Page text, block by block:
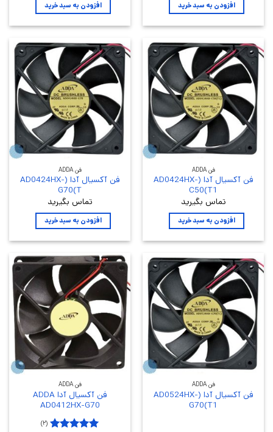
افزودن به سبد خرید افزودن به سبد خرید
فن ADDA
فن آکسیال آدا (AD0424HX-
C50(T1
تماس بگیرید
افزودن به سبد خرید
فن ADDA
فن آکسیال آدا (AD0424HX-
G70(T
تماس بگیرید
افزودن به سبد خرید
فن ADDA
فن آکسیال آدا (AD0524HX-
G70(T1
فن ADDA
فن آکسیال آدا ADDA
AD0412HX-G70
(۲)